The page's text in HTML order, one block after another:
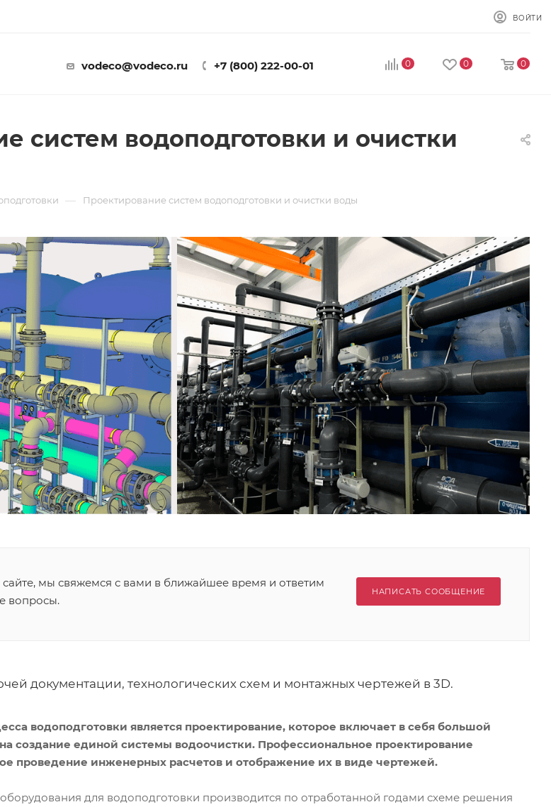
ВОЙТИ
vodeco@vodeco.ru +7 (800) 222-00-01 0 0 0
систем водоподготовки и очистки
— Проектирование систем водоподготовки и очистки воды
мы свяжемся с вами в ближайшее время и ответим
вопросы.
НАПИСАТЬ СООБЩЕНИЕ
документации, технологических схем и монтажных чертежей в 3D.
водоподготовки является проектирование, которое включает в себя большой
создание единой системы водоочистки. Профессиональное проектирование
проведение инженерных расчетов и отображение их в виде чертежей.
для водоподготовки производится по отработанной годами схеме решения